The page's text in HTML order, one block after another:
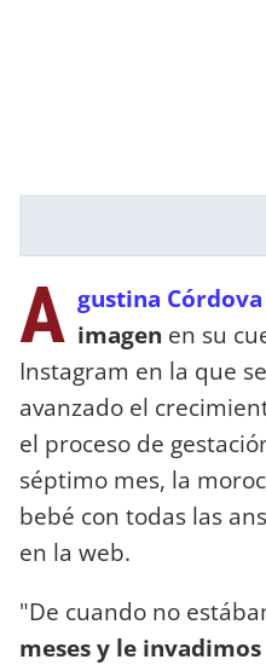
A gustina Córdova
imagen en su
Instagram en la que
avanzado el
el proceso de
séptimo mes, la
bebé con todas las
en la web.
"De cuando no
meses y le